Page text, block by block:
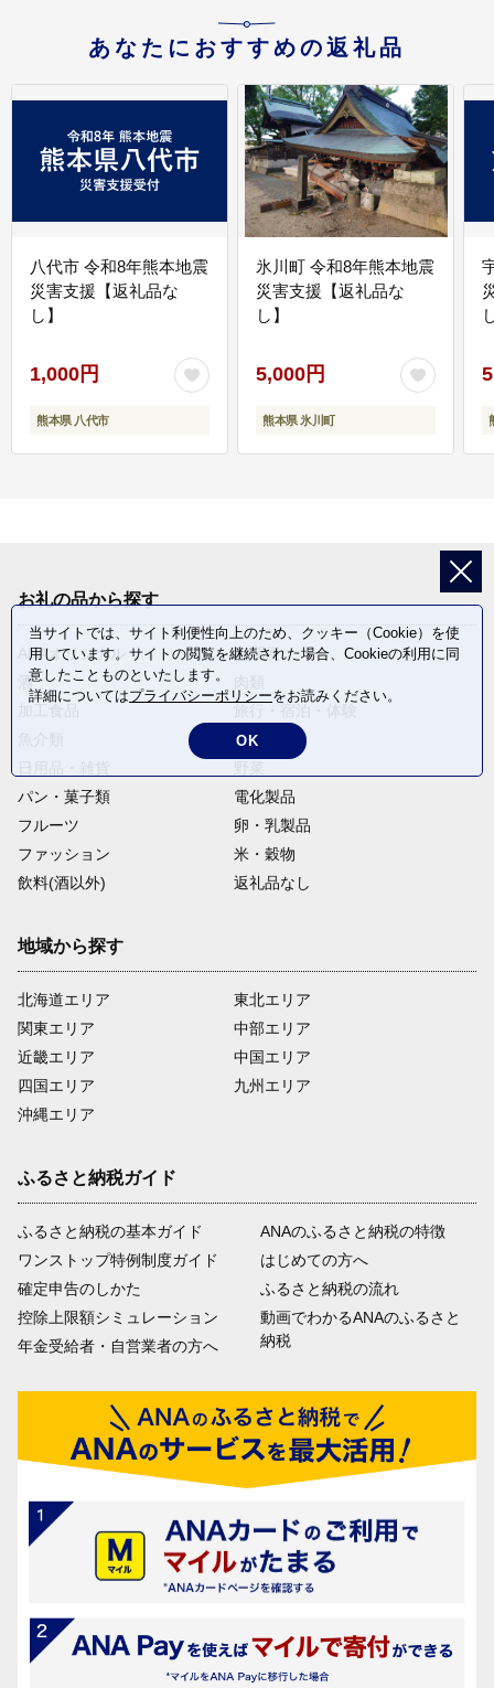
あなたにおすすめの返礼品
八代市 令和8年熊本地震
災害支援【返礼品な
し】
1,000円
熊本県 八代市
氷川町 令和8年熊本地震
災害支援【返礼品な
し】
5,000円
熊本県 氷川町
お礼の品から探す
ANAオリジナル
定期便
酒
麺類
パン・菓子類
電化製品
フルーツ
卵・乳製品
ファッション
米・穀物
飲料(酒以外)
返礼品なし
地域から探す
北海道エリア
関東エリア
近畿エリア
四国エリア
沖縄エリア
東北エリア
中部エリア
中国エリア
九州エリア
ふるさと納税ガイド
ふるさと納税の基本ガイド
ワンストップ特例制度ガイド
確定申告のしかた
控除上限額シミュレーション
年金受給者・自営業者の方へ
ANAのふるさと納税の特徴
はじめての方へ
ふるさと納税の流れ
動画でわかるANAのふるさと
納税
当サイトでは、サイト利便性向上のため、クッキー（Cookie）を使
用しています。サイトの閲覧を継続された場合、Cookieの利用に同
意したことものといたします。
詳細についてはプライバシーポリシーをお読みください。
OK